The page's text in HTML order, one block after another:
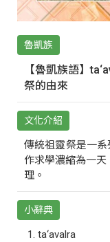
魯凱族
【魯凱族語】
祭的由來
文化介紹
傳統祖靈祭是一
作求學濃縮為一天
理。
小辭典
ta‘avalra